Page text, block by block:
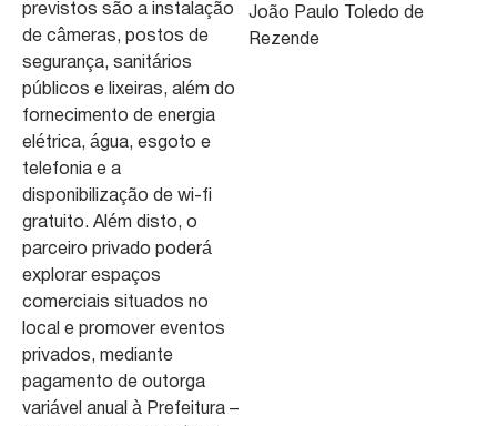
previstos são a instalação
de câmeras, postos de
segurança, sanitários
públicos e lixeiras, além do
fornecimento de energia
elétrica, água, esgoto e
telefonia e a
disponibilização de wi-fi
gratuito. Além disto, o
parceiro privado poderá
explorar espaços
comerciais situados no
local e promover eventos
privados, mediante
pagamento de outorga
variável anual à Prefeitura –
João Paulo Toledo de
Rezende